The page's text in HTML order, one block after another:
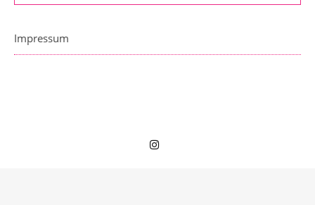
Impressum